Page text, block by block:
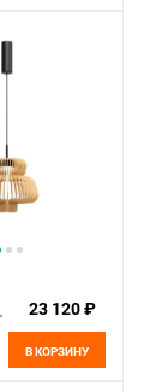
23 120 ₽
В КОРЗИНУ